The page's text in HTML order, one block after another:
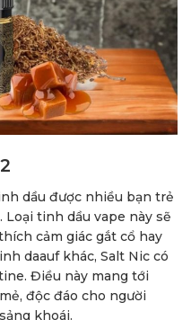
dầu được nhiều bạn trẻ
tinh dầu vape này sẽ
cảm giác gắt cổ hay
daauf khác, Salt Nic có
Điều này mang tới
độc đáo cho người
khoái.